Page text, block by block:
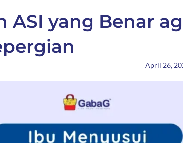
ASI yang Benar
April 26,